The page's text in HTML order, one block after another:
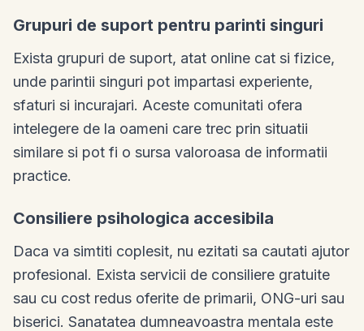
Grupuri de suport pentru parinti singuri
Exista grupuri de suport, atat online cat si fizice,
unde parintii singuri pot impartasi experiente,
sfaturi si incurajari. Aceste comunitati ofera
intelegere de la oameni care trec prin situatii
similare si pot fi o sursa valoroasa de informatii
practice.
Consiliere psihologica accesibila
Daca va simtiti coplesit, nu ezitati sa cautati ajutor
profesional. Exista servicii de consiliere gratuite
sau cu cost redus oferite de primarii, ONG-uri sau
biserici. Sanatatea dumneavoastra mentala este